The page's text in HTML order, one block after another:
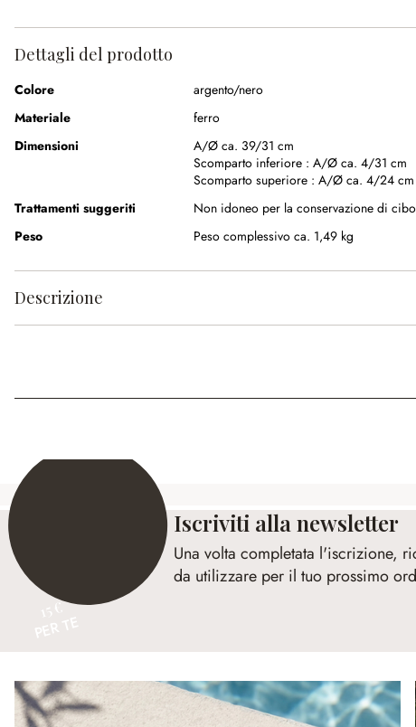
Dettagli del prodotto
Colore
argento/nero
Materiale
ferro
Dimensioni
A/Ø ca. 39/31 cm
Scomparto inferiore : A/Ø ca. 4/31 cm
Scomparto superiore : A/Ø ca. 4/24 cm
Trattamenti suggeriti
Non idoneo per la conservazione di cibo
Peso
Peso complessivo ca. 1,49 kg
Descrizione
15 €
Iscriviti alla newsletter
Una volta completata l'iscrizione,
da utilizzare per il tuo prossimo